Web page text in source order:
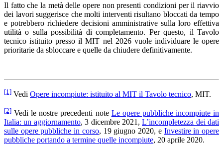
Il fatto che la metà delle opere non presenti condizioni per il riavvio
dei lavori suggerisce che molti interventi risultano bloccati da tempo
e potrebbero richiedere decisioni amministrative sulla loro effettiva
utilità o sulla possibilità di completamento. Per questo, il Tavolo
tecnico istituito presso il MIT nel 2026 vuole individuare le opere
prioritarie da sbloccare e quelle da chiudere definitivamente.
[1] Vedi Opere incompiute: istituito al MIT il Tavolo tecnico, MIT.
[2] Vedi le nostre precedenti note Le opere pubbliche incompiute in
Italia: un aggiornamento, 3 dicembre 2021,L’incompletezza dei dati
sulle opere pubbliche in corso, 19 giugno 2020, e Investire in opere
pubbliche portando a termine quelle incompiute, 20 aprile 2020.